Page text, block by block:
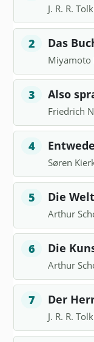
J. R. R.
2 Das
Miyamoto
3 Also
Friedrich
4
Søren
5 Die
Arthur
6 Die
Arthur
7 Der
J. R. R.